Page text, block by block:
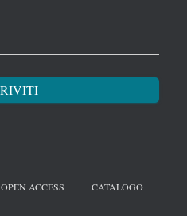
OPEN ACCESS CATALOGO